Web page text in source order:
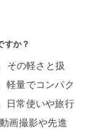
すか？
軽量でコンパク
日常使いや旅行
画撮影や先進